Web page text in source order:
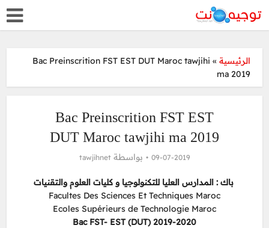
الرئيسية »
Bac Preinscrition FST EST DUT Maroc tawjihi
ma 2019
Bac Preinscrition FST EST
DUT Maroc tawjihi ma 2019
09-07-2019 بواسطةtawjihnet
باك : المدارس العليا للتكنولوجيا و كليات العلوم والتقنيات
Facultes Des Sciences Et Techniques Maroc
Ecoles Supérieurs de Technologie Maroc
Bac FST- EST (DUT) 2019-2020